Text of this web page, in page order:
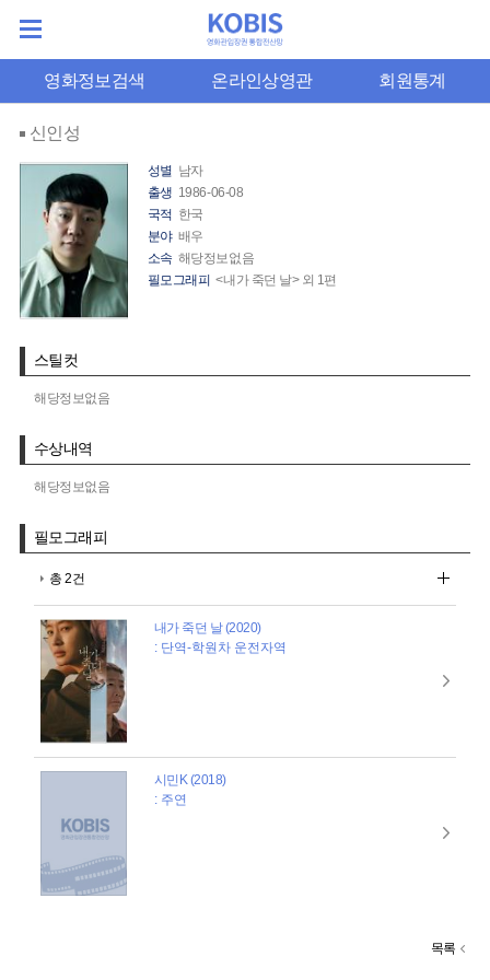
영화정보검색 온라인상영관 회원통계
신인성
성별 남자
출생 1986-06-08
국적 한국
분야 배우
소속 해당정보없음
필모그래피 <내가 죽던 날> 외 1편
스틸컷
해당정보없음
수상내역
해당정보없음
필모그래피
총 2건
내가 죽던 날 (2020)
: 단역-학원차 운전자역
시민K (2018)
: 주연
목록